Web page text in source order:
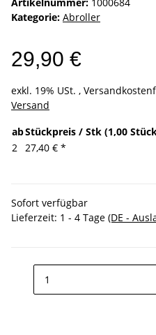
Kategorie: Abroller
29,90 €
exkl. 19% USt. ,
Versand
abStückpreis / Stk (1,00
2 27,40 € *
Sofort verfügbar
Lieferzeit: 1 - 4 Tage (DE -